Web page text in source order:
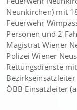
Neunkirchen) mit
Feuerwehr
Personen und 2
Magistrat Wiener
Polizei Wiener
Rettungsdienste
Bezirkseinsatzleiter
ÖBB Einsatzleiter